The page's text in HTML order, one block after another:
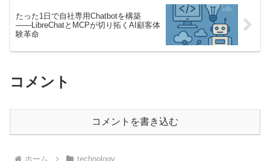
たった1日で自社専用Chatbotを構築
――LibreChatとMCPが切り拓くAI顧客体
験革命
コメント
コメントを書き込む
ホーム technology